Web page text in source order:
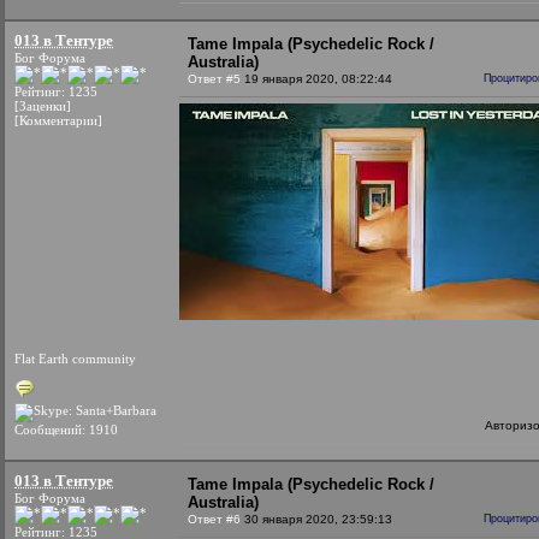
013 в Тентуре
Бог Форума
Рейтинг: 1235
[Заценки]
[Комментарии]
Flat Earth community
Сообщений: 1910
Tame Impala (Psychedelic Rock /
Australia)
Ответ #5 19 января 2020, 08:22:44
013 в Тентуре
Бог Форума
Рейтинг: 1235
Tame Impala (Psychedelic Rock /
Australia)
Ответ #6 30 января 2020, 23:59:13